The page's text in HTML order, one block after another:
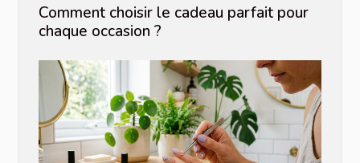
Comment choisir le cadeau parfait pour
chaque occasion ?